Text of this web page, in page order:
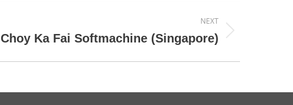
NEXT
Choy Ka Fai Softmachine (Singapore)